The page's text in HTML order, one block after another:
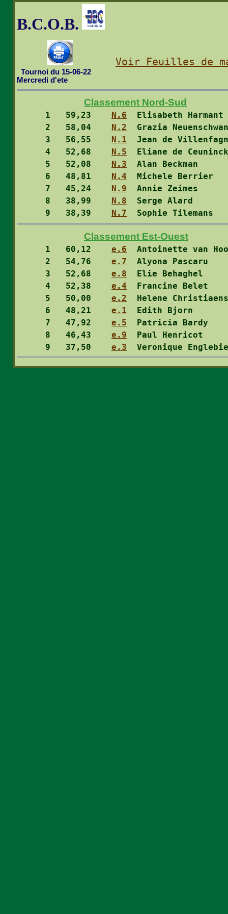
B.C.O.B.
Voir Feuilles de
  Tournoi du 15-06-22
Mercredi d'ete
Classement Nord-Sud
  1
   59,23
N.6
Elisabeth
  2
   58,04
N.2
Grazia
  3
   56,55
N.1
Jean de
  4
   52,68
N.5
Eliane de
  5
   52,08
N.3
Alan Beckman
  6
   48,81
N.4
Michele Berrier
  7
   45,24
N.9
Annie Zeimes
  8
   38,99
N.8
Serge Alard
  9
   38,39
N.7
Sophie
Classement Est-Ouest
  1
   60,12
e.6
Antoinette
  2
   54,76
e.7
Alyona Pascaru
  3
   52,68
e.8
Elie Behaghel
  4
   52,38
e.4
Francine
  5
   50,00
e.2
Helene
  6
   48,21
e.1
Edith Bjorn
  7
   47,92
e.5
Patricia
  8
   46,43
e.9
Paul Henricot
  9
   37,50
e.3
Veronique